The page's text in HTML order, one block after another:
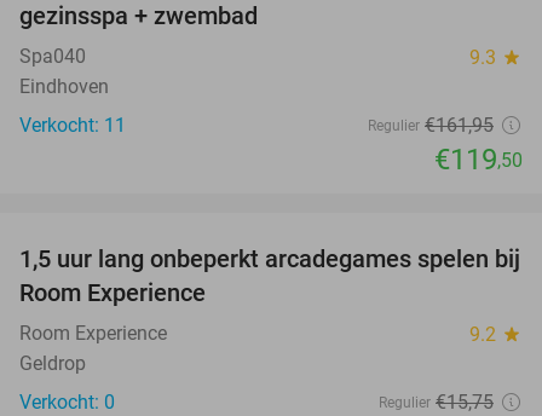
gezinsspa + zwembad
Spa040 9.3 star
Eindhoven
Verkocht: 11
Regulier €161,95
€119,50
46%
TODAY
1,5 uur lang onbeperkt arcadegames spelen bij
Room Experience
Room Experience 9.2 star
Geldrop
Verkocht: 0
Regulier €15,75